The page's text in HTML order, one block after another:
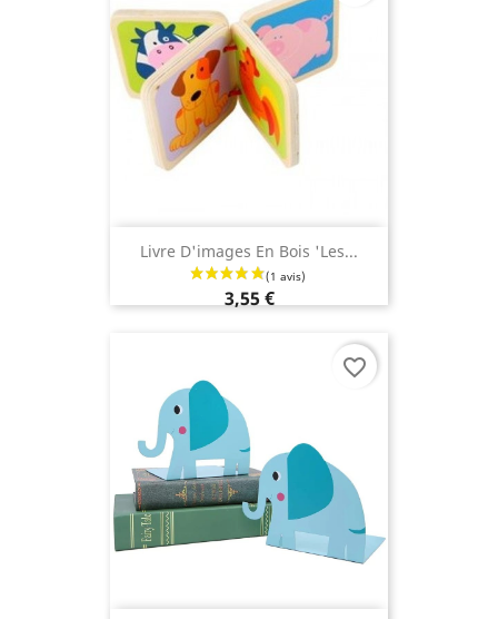
Livre D'images En Bois 'les...
3,55 €
favorite_border